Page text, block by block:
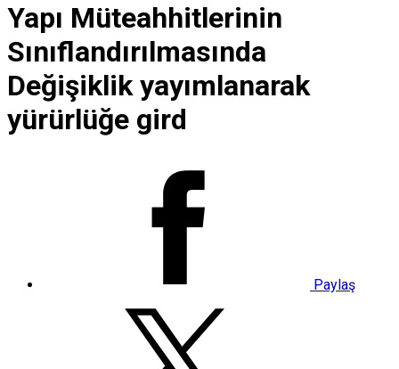
Yapı Müteahhitlerinin
Sınıflandırılmasında
Değişiklik yayımlanarak
yürürlüğe gird
Paylaş